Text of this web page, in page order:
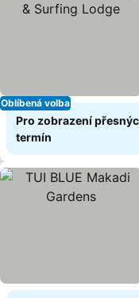
Oblíbená volba
Pro zobrazení
termín